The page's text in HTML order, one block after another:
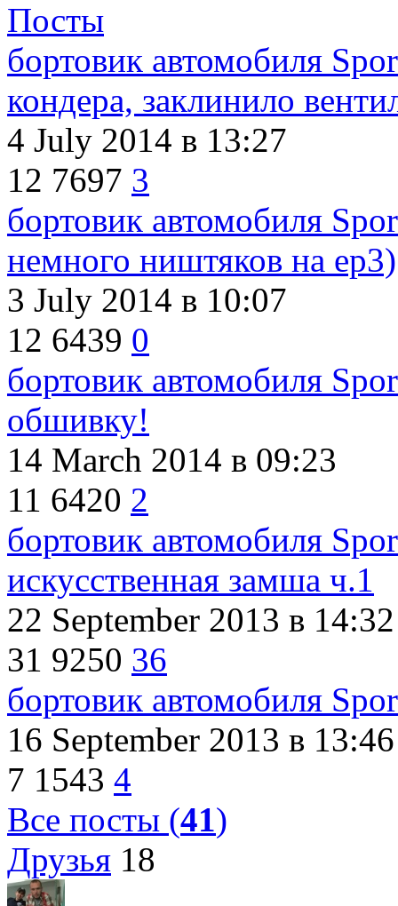
Посты
бортовик автомобиля
кондера, заклинило
4 July 2014 в 13:27
12 7697 3
бортовик автомобиля
немного ништяков на ep3)
3 July 2014 в 10:07
12 6439 0
бортовик автомобиля
обшивку!
14 March 2014 в 09:23
11 6420 2
бортовик автомобиля
искусственная замша ч.1
22 September 2013 в 14:32
31 9250 36
бортовик автомобиля
16 September 2013 в 13:46
7 1543 4
Все посты (41)
Друзья 18